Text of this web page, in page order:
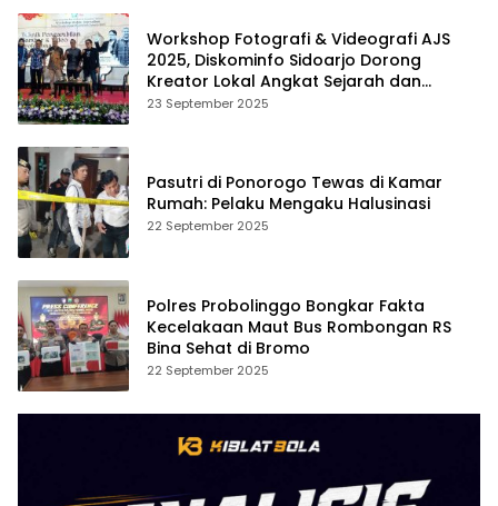
Workshop Fotografi & Videografi AJS
2025, Diskominfo Sidoarjo Dorong
Kreator Lokal Angkat Sejarah dan
Budaya
23 September 2025
Pasutri di Ponorogo Tewas di Kamar
Rumah: Pelaku Mengaku Halusinasi
22 September 2025
Polres Probolinggo Bongkar Fakta
Kecelakaan Maut Bus Rombongan RS
Bina Sehat di Bromo
22 September 2025